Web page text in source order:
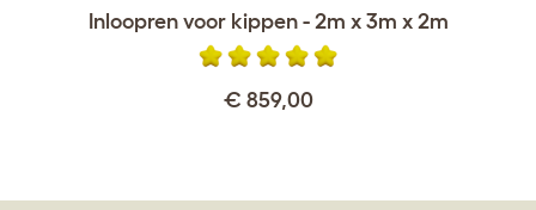
Inloopren voor kippen - 2m x 3m x 2m
€ 859,00